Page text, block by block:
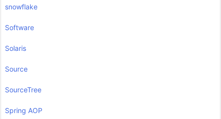
snowflake
Software
Solaris
Source
SourceTree
Spring AOP